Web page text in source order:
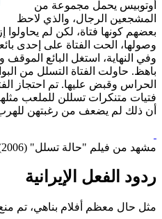
أوتوبيس يحمل مجموعة من
المشجعين الرجال، والذي لاحظ
بعضهم كونها فتاة، لكن لم يحاولوا
وصولها، الحت الفتاة على إحدى
وفي النهاية، استغل البائع
باهظ. حاولت الفتاة التسلل من
الحراس وقبض عليها. تم احتجاز
فتيات متنكرات تسللن للملعب
أن ذلك لم يضعف من رغبتهن للهرب
مشهد من فيلم "حالة تسلل" (2006)
ردود الفعل الإيرانية
مثل حال معظم أفلام بناهي، تم